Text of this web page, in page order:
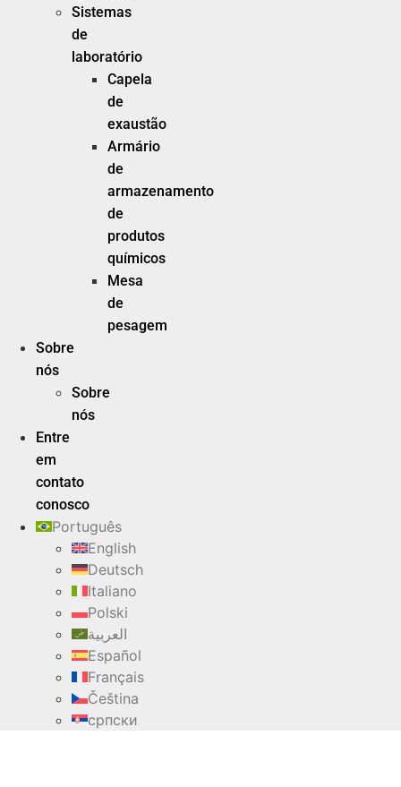
Sistemas
de
laboratório
Capela
de
exaustão
Armário
de
armazenamento
de
produtos
químicos
Mesa
de
pesagem
Sobre
nós
Sobre
nós
Entre
em
contato
conosco
Português
English
Deutsch
Italiano
Polski
العربية
Español
Français
Čeština
српски